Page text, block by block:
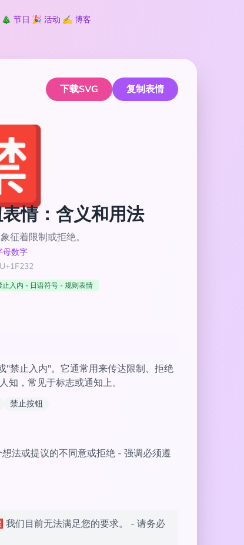
🎄 节日 🎉 活动 ✍️ 博客
下载SVG 复制表情
情：含义和用法
征着限制或拒绝。
母数字
入内 - 日语符号 - 规则表情
禁止入内"。它通常用来传达限制、拒绝
知，常见于标志或通知上。
禁止按钮
法或提议的不同意或拒绝 - 强调必须遵
们目前无法满足您的要求。 - 请务必